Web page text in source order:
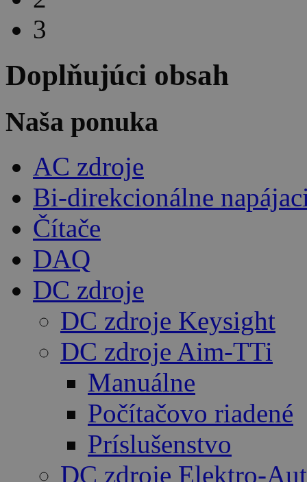
3
Doplňujúci obsah
Naša ponuka
AC zdroje
Bi-direkcionálne
Čítače
DAQ
DC zdroje
DC zdroje Keysight
DC zdroje Aim-TTi
Manuálne
Počítačovo riadené
Príslušenstvo
DC zdroje Elektro-